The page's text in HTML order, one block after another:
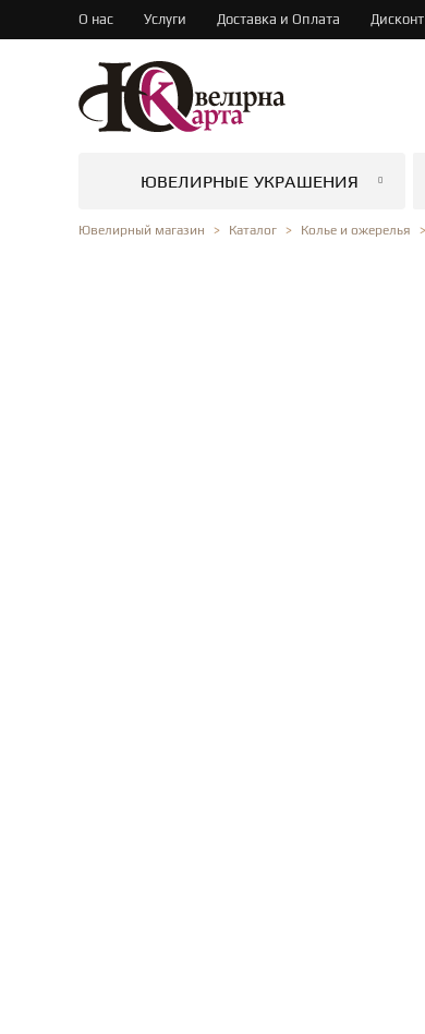
О нас Услуги Доставка и Оплата Дисконт
ЮВЕЛИРНЫЕ УКРАШЕНИЯ
Ювелирный магазин Каталог Колье и ожерелья